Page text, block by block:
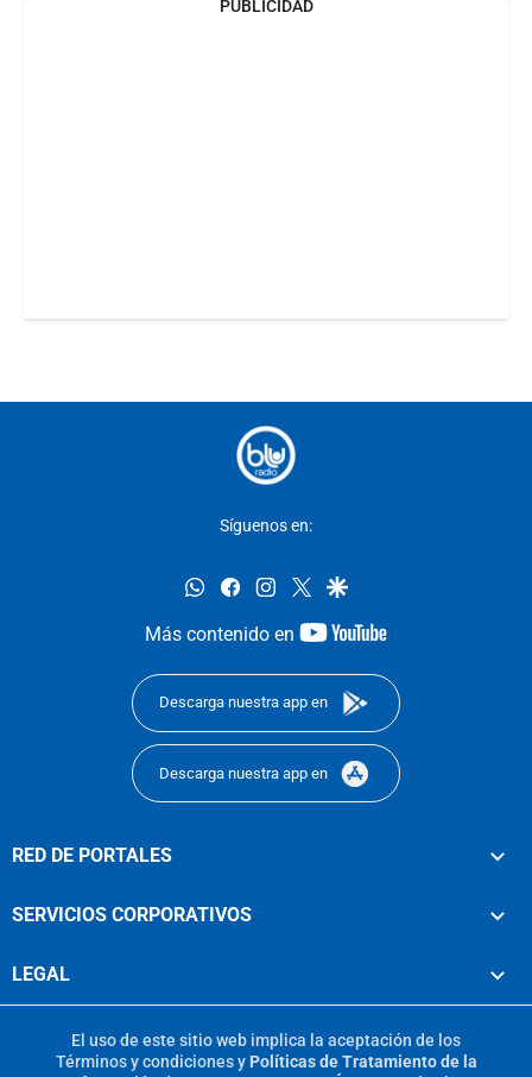
PUBLICIDAD
Síguenos en:
whatsappfacebookinstagram
twittergoogle
Más contenido en
youtube-
Descarga nuestra app en
Descarga nuestra app en
RED DE PORTALES
SERVICIOS CORPORATIVOS
LEGAL
El uso de este sitio web implica la aceptación de los
Términos y condicionesy Políticas de Tratamiento de la